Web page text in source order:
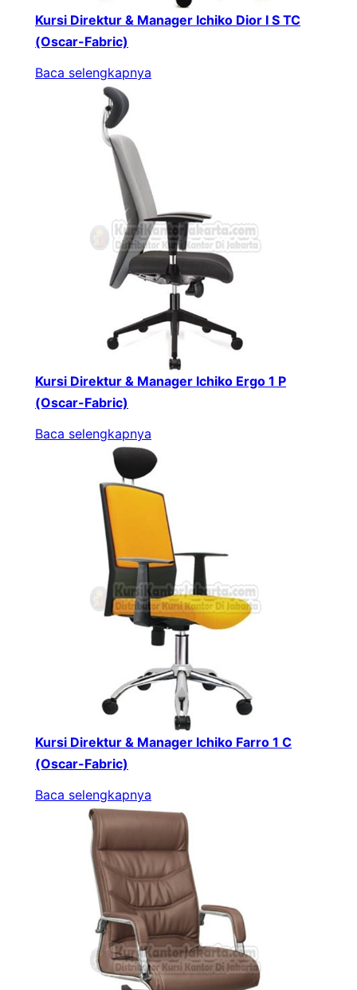
Kursi Direktur & Manager Ichiko Dior I S TC
(Oscar-Fabric)
Baca selengkapnya
Kursi Direktur & Manager Ichiko Ergo 1 P
(Oscar-Fabric)
Baca selengkapnya
Kursi Direktur & Manager Ichiko Farro 1 C
(Oscar-Fabric)
Baca selengkapnya